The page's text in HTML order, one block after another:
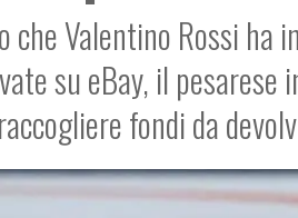
che Valentino Rossi
su eBay, il pesarese
fondi da